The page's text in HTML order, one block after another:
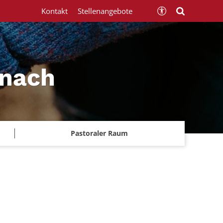
Pastoraler Raum
Kontakt Stellenangebote